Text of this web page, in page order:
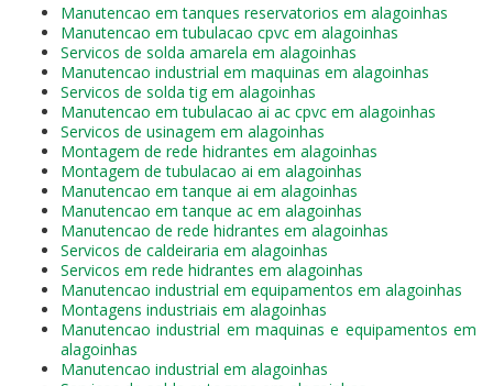
Manutencao em tanques reservatorios em alagoinhas
Manutencao em tubulacao cpvc em alagoinhas
Servicos de solda amarela em alagoinhas
Manutencao industrial em maquinas em alagoinhas
Servicos de solda tig em alagoinhas
Manutencao em tubulacao ai ac cpvc em alagoinhas
Servicos de usinagem em alagoinhas
Montagem de rede hidrantes em alagoinhas
Montagem de tubulacao ai em alagoinhas
Manutencao em tanque ai em alagoinhas
Manutencao em tanque ac em alagoinhas
Manutencao de rede hidrantes em alagoinhas
Servicos de caldeiraria em alagoinhas
Servicos em rede hidrantes em alagoinhas
Manutencao industrial em equipamentos em alagoinhas
Montagens industriais em alagoinhas
Manutencao industrial em maquinas e equipamentos em
alagoinhas
Manutencao industrial em alagoinhas